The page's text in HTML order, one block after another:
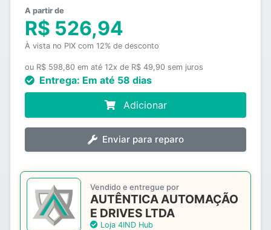
A partir de
R$ 526,94
À vista no PIX com 12% de desconto
ou R$ 598,80 em até 12x de R$ 49,90 sem juros
Entrega: Em até 58 dias
Adicionar
Enviar para reparo
Vendido e entregue por
AUTÊNTICA AUTOMAÇÃO
E DRIVES LTDA
Loja 4IND Hub